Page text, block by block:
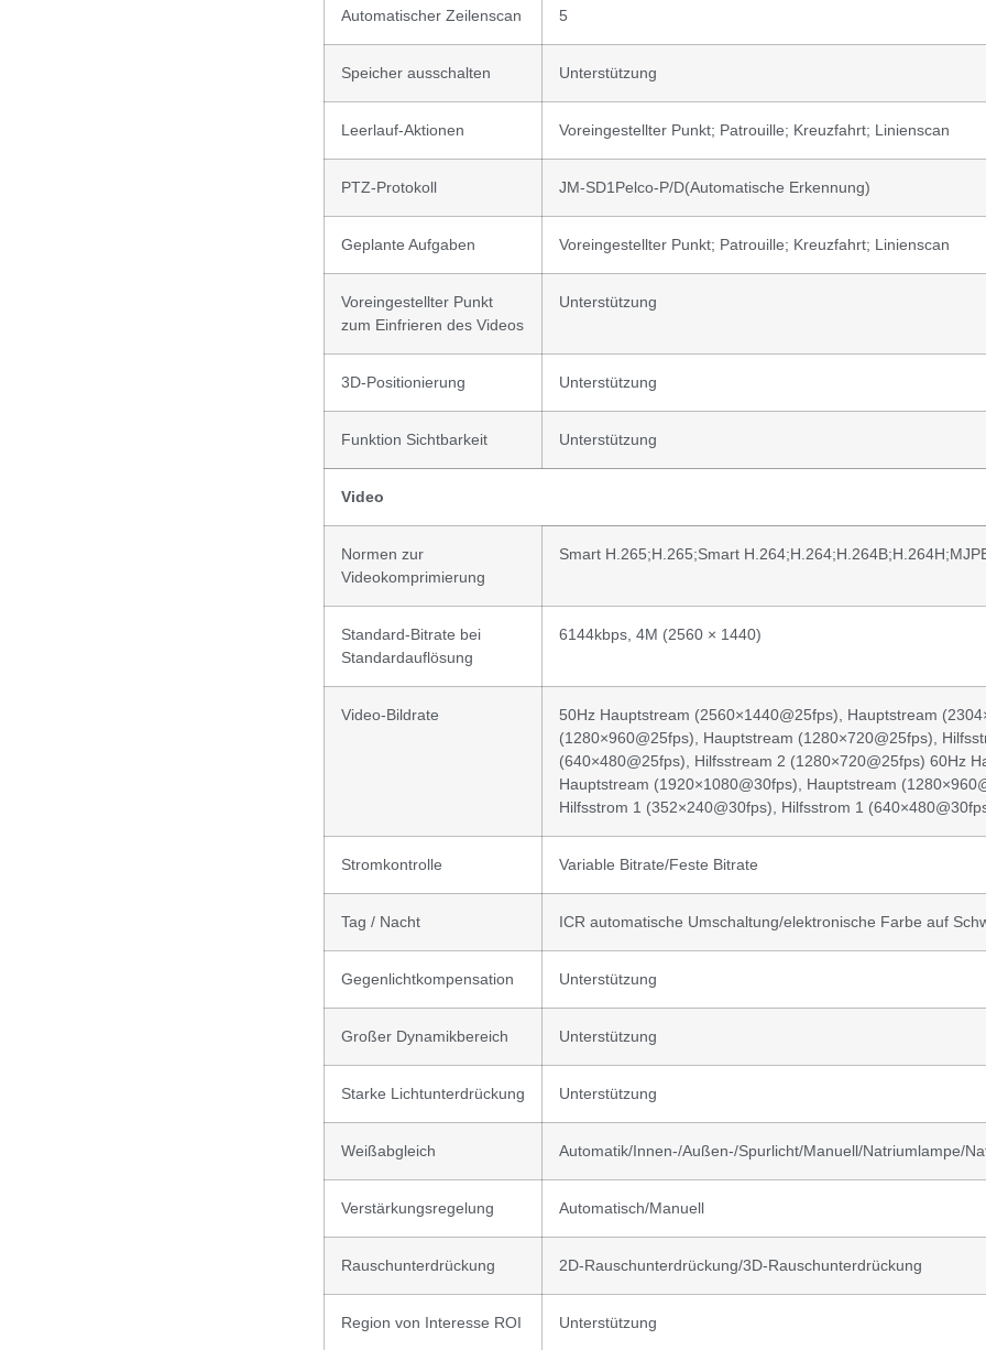
Automatischer Zeilenscan 5
Speicher ausschalten Unterstützung
Leerlauf-Aktionen Voreingestellter Punkt; Patrouille; Kreuzfahrt; Linienscan
PTZ-Protokoll JM-SD1Pelco-P/D(Automatische Erkennung)
Geplante Aufgaben Voreingestellter Punkt; Patrouille; Kreuzfahrt; Linienscan
Voreingestellter Punkt
zum Einfrieren des Videos
Unterstützung
3D-Positionierung Unterstützung
Funktion Sichtbarkeit Unterstützung
Video
Normen zur
Videokomprimierung
Smart H.265;H.265;Smart
Standard-Bitrate bei
Standardauflösung
6144kbps, 4M (2560 × 1440)
Video-Bildrate
50Hz Hauptstream (2560×1440@25fps), Hauptstream
(1280×960@25fps), Hauptstream (1280×720@25fps),
(640×480@25fps), Hilfsstream 2 (1280×720@25fps) 60Hz
Hauptstream (1920×1080@30fps), Hauptstream
Hilfsstrom 1 (352×240@30fps), Hilfsstrom 1
Stromkontrolle Variable Bitrate/Feste Bitrate
Tag / Nacht ICR automatische Umschaltung/elektronische Farbe auf
Gegenlichtkompensation Unterstützung
Großer Dynamikbereich Unterstützung
Starke Lichtunterdrückung Unterstützung
Weißabgleich Automatik/Innen-/Außen-/Spurlicht/Manuell/Natriumlampe/
Verstärkungsregelung Automatisch/Manuell
Rauschunterdrückung 2D-Rauschunterdrückung/3D-Rauschunterdrückung
Region von Interesse ROI Unterstützung